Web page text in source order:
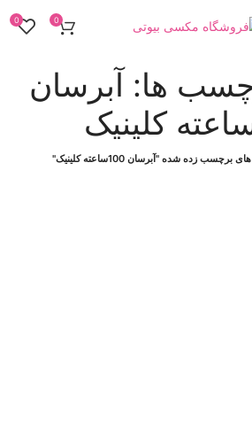
0
0
ها: آبرسان
زده شده "آبرسان 100ساعته کلینیک"